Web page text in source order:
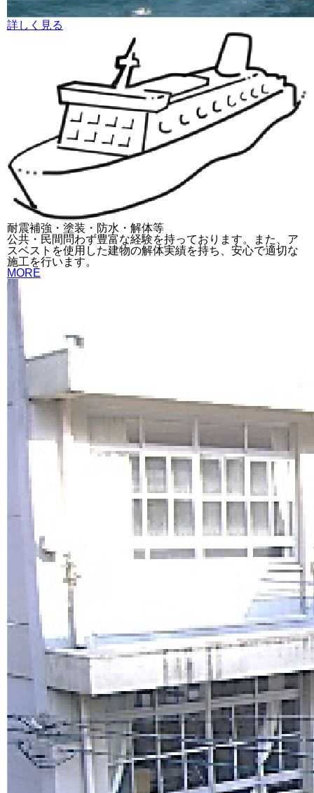
詳しく見る
耐震補強・塗装・防水・解体等
公共・民間問わず豊富な経験を持っております。また、ア
スベストを使用した建物の解体実績を持ち、安心で適切な
施工を行います。
MORE